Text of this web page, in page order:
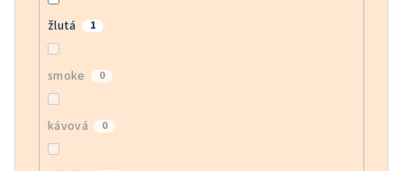
žlutá 1
smoke 0
kávová 0